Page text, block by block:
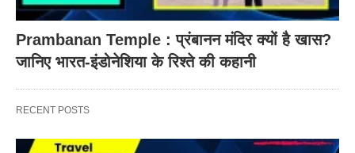
Prambanan Temple : प्रंबानन मंदिर क्यों है खास?
जानिए भारत-इंडोनेशिया के रिश्ते की कहानी
RECENT POSTS